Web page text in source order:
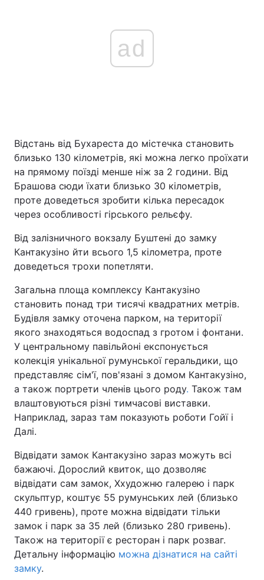
ad
Відстань від Бухареста до містечка становить
близько 130 кілометрів, які можна легко проїхати
на прямому поїзді менше ніж за 2 години. Від
Брашова сюди їхати близько 30 кілометрів,
проте доведеться зробити кілька пересадок
через особливості гірського рельєфу.
Від залізничного вокзалу Буштені до замку
Кантакузіно йти всього 1,5 кілометра, проте
доведеться трохи попетляти.
Загальна площа комплексу Кантакузіно
становить понад три тисячі квадратних метрів.
Будівля замку оточена парком, на території
якого знаходяться водоспад з гротом і фонтани.
У центральному павільйоні експонується
колекція унікальної румунської геральдики, що
представляє сім'ї, пов'язані з домом Кантакузіно,
а також портрети членів цього роду. Також там
влаштовуються різні тимчасові виставки.
Наприклад, зараз там показують роботи Гойї і
Далі.
Відвідати замок Кантакузіно зараз можуть всі
бажаючі. Дорослий квиток, що дозволяє
відвідати сам замок, Ххудожню галерею і парк
скульптур, коштує 55 румунських лей (близько
440 гривень), проте можна відвідати тільки
замок і парк за 35 лей (близько 280 гривень).
Також на території є ресторан і парк розваг.
Детальну інформацію можна дізнатися на сайті
замку.